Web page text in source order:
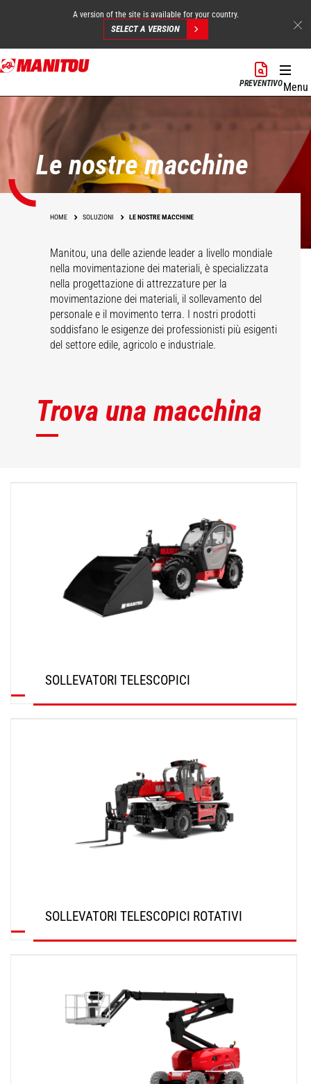
Salta
al
principale
A version of the site is available for your country.
SELECT A VERSION
PREVENTIVOMenu
Le nostre macchine
HOME SOLUZIONI LE NOSTRE MACCHINE
Manitou, una delle aziende leader a livello mondiale
nella movimentazione dei materiali, è specializzata
nella progettazione di attrezzature per la
movimentazione dei materiali, il sollevamento del
personale e il movimento terra. I nostri prodotti
soddisfano le esigenze dei professionisti più esigenti
del settore edile, agricolo e industriale.
Trova una macchina
SOLLEVATORI TELESCOPICI
SOLLEVATORI TELESCOPICI ROTATIVI